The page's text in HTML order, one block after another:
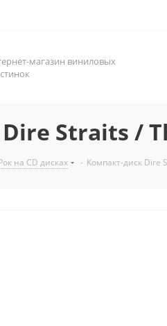
магазин виниловых
Straits /
на CD дисках - Компакт-диск Dire